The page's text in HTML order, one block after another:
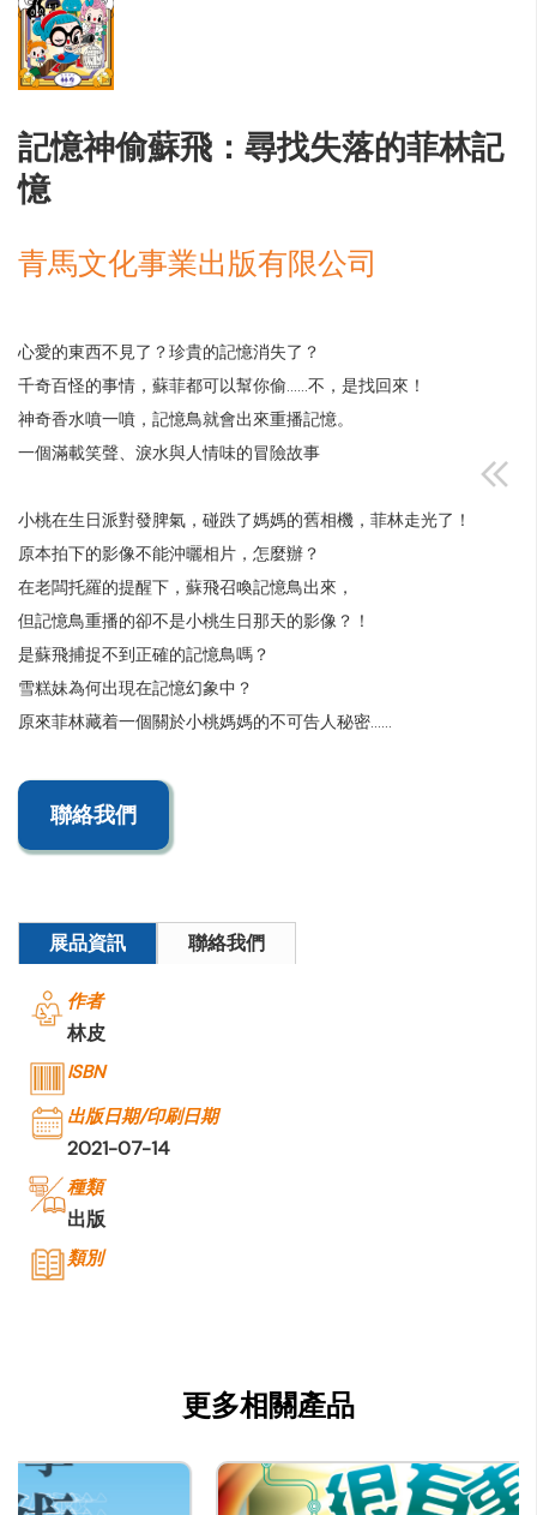
記憶神偷蘇飛：尋找失落的菲林記
憶
青馬文化事業出版有限公司
心愛的東西不見了？珍貴的記憶消失了？
千奇百怪的事情，蘇菲都可以幫你偷……不，是找回來！
神奇香水噴一噴，記憶鳥就會出來重播記憶。
一個滿載笑聲、淚水與人情味的冒險故事
小桃在生日派對發脾氣，碰跌了媽媽的舊相機，菲林走光了！
原本拍下的影像不能沖曬相片，怎麼辦？
在老闆托羅的提醒下，蘇飛召喚記憶鳥出來，
但記憶鳥重播的卻不是小桃生日那天的影像？！
是蘇飛捕捉不到正確的記憶鳥嗎？
雪糕妹為何出現在記憶幻象中？
原來菲林藏着一個關於小桃媽媽的不可告人秘密……
聯絡我們
展品資訊 聯絡我們
作者
林皮
ISBN
出版日期/印刷日期
2021-07-14
種類
出版
類別
更多相關產品